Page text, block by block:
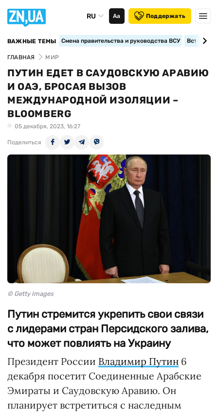
RU Аа Поддержать
ВАЖНЫЕ ТЕМЫ Смена правительства и руководства ВСУ
ГЛАВНАЯ МИР
ПУТИН ЕДЕТ В САУДОВСКУЮ АРАВИЮ
И ОАЭ, БРОСАЯ ВЫЗОВ
МЕЖДУНАРОДНОЙ ИЗОЛЯЦИИ –
BLOOMBERG
05 декабря, 2023, 16:27
Поделиться
© Getty Images
Путин стремится укрепить свои связи
с лидерами стран Персидского залива,
что может повлиять на Украину
Президент России Владимир Путин 6
декабря посетит Соединенные Арабские
Эмираты и Саудовскую Аравию. Он
планирует встретиться с наследным